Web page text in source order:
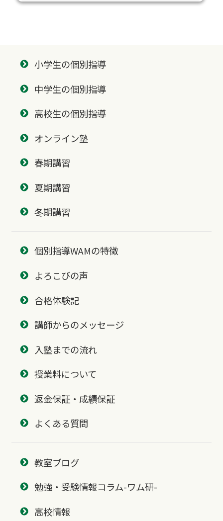
小学生の個別指導
中学生の個別指導
高校生の個別指導
オンライン塾
春期講習
夏期講習
冬期講習
個別指導WAMの特徴
よろこびの声
合格体験記
講師からのメッセージ
入塾までの流れ
授業料について
返金保証・成績保証
よくある質問
教室ブログ
勉強・受験情報コラム-ワム研-
高校情報